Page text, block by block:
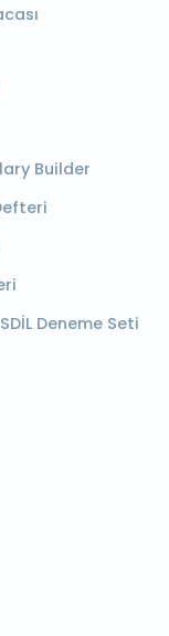
Builder
Deneme Seti